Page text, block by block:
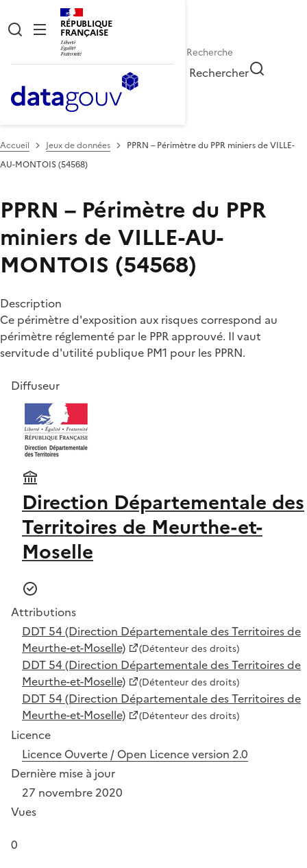
RÉPUBLIQUE
FRANÇAISE
Rechercher
Accueil Jeux de données
PPRN – Périmètre du PPR miniers de VILLE-
AU-MONTOIS (54568)
PPRN – Périmètre du PPR
miniers de VILLE-AU-
MONTOIS (54568)
Description
Ce périmètre d'exposition aux risques correspond au
périmètre réglementé par le PPR approuvé. Il vaut
servitude d'utilité publique PM1 pour les PPRN.
Diffuseur
Direction Départementale des
Territoires de Meurthe-et-
Moselle
Attributions
DDT 54 (Direction Départementale des Territoires de
Meurthe-et-Moselle)
(Détenteur des droits)
DDT 54 (Direction Départementale des Territoires de
Meurthe-et-Moselle)
(Détenteur des droits)
DDT 54 (Direction Départementale des Territoires de
Meurthe-et-Moselle)
(Détenteur des droits)
Licence
Licence Ouverte / Open Licence version 2.0
Dernière mise à jour
27 novembre 2020
Vues
0